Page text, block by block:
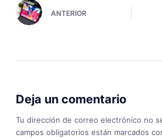
ANTERIOR
Deja un comentario
Tu dirección de correo electrónico no
campos obligatorios están marcados